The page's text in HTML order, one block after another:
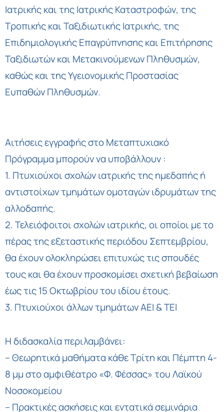
Ιατρικής και της Ιατρικής Καταστροφών, της
Τροπικής και Ταξιδιωτικής Ιατρικής, της
Επιδημιολογικής Επαγρύπνησης και Επιτήρησης
Ταξιδιωτών και Μετακινούμενων Πληθυσμών,
καθώς και της Υγειονομικής Προστασίας
Ευπαθών Πληθυσμών.
Αιτήσεις εγγραφής στο Μεταπτυχιακό
Πρόγραμμα μπορούν να υποβάλλουν :
1. Πτυχιούχοι σχολών ιατρικής της ημεδαπής ή
αντιστοίχων τμημάτων ομοταγών ιδρυμάτων της
αλλοδαπής.
2. Τελειόφοιτοι σχολών ιατρικής, οι οποίοι με το
πέρας της εξεταστικής περιόδου Σεπτεμβρίου,
θα έχουν ολοκληρώσει επιτυχώς τις σπουδές
τους και θα έχουν προσκομίσει σχετική βεβαίωση
έως τις 15 Οκτωβρίου του ιδίου έτους.
3. Πτυχιούχοι άλλων τμημάτων ΑΕΙ & ΤΕΙ
Η διδασκαλία περιλαμβάνει:
– Θεωρητικά μαθήματα κάθε Τρίτη και Πέμπτη 4-
8 μμ στο αμφιθέατρο «Φ. Φέσσας» του Λαϊκού
Νοσοκομείου
– Πρακτικές ασκήσεις και εντατικά σεμινάρια